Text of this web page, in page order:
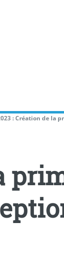
: Création de la